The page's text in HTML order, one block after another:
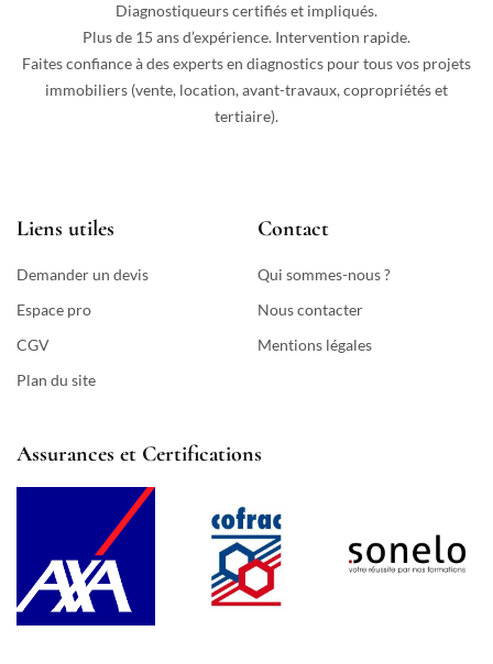
Diagnostiqueurs certifiés et impliqués.
Plus de 15 ans d’expérience. Intervention rapide.
Faites confiance à des experts en diagnostics pour tous vos projets
immobiliers (vente, location, avant-travaux, copropriétés et
tertiaire).
Liens utiles
Demander un devis
Espace pro
CGV
Plan du site
Contact
Qui sommes-nous ?
Nous contacter
Mentions légales
Assurances et Certifications